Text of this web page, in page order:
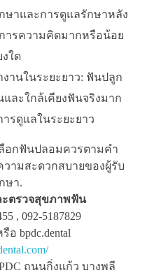
ษาและการดูแลรักษาหลัง
ารความคิดมากหรือน้อย
งใด
านในระยะยาว: ฟันปลูก
ละใกล้เคียงฟันจริงมาก
รดูแลในระยะยาว
อกฟันปลอมควรตามคำ
ามสะดวกสบายของผู้รับ
ษา.
ะตรวจสุขภาพฟัน
, 092-5187829
อ bpdc.dental
ถนนกิ่งแก้ว บางพลี